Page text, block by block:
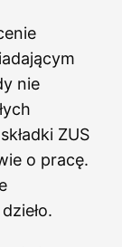
nie
ZUS
o pracę.